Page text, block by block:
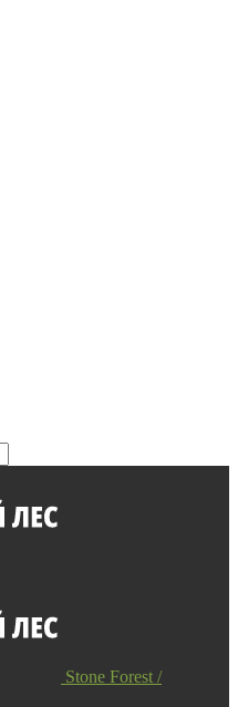
Stone Forest /